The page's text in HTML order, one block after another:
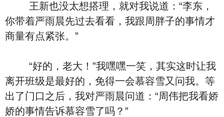
王新也没太想搭理，就对我说道：“李东，
你带着严雨晨先过去看看，我跟周胖子的事情才
商量有点紧张。”
“好的，老大！”我嘿嘿一笑，其实这时让我
离开班级是最好的，免得一会慕容雪又问我。等
出了门口之后，我对严雨晨问道：“周伟把我看娇
娇的事情告诉慕容雪了吗？”